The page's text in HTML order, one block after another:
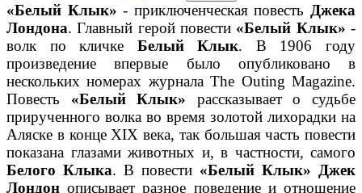
«Белый Клык» - приключенческая повесть Джека
Лондона. Главный герой повести «Белый Клык» -
волк по кличке Белый Клык. В 1906 году
произведение впервые было опубликовано в
нескольких номерах журнала The Outing Magazine.
Повесть «Белый Клык» рассказывает о судьбе
прирученного волка во время золотой лихорадки на
Аляске в конце XIX века, так большая часть повести
показана глазами животных и, в частности, самого
Белого Клыка. В повести «Белый Клык» Джек
Лондон описывает разное поведение и отношение